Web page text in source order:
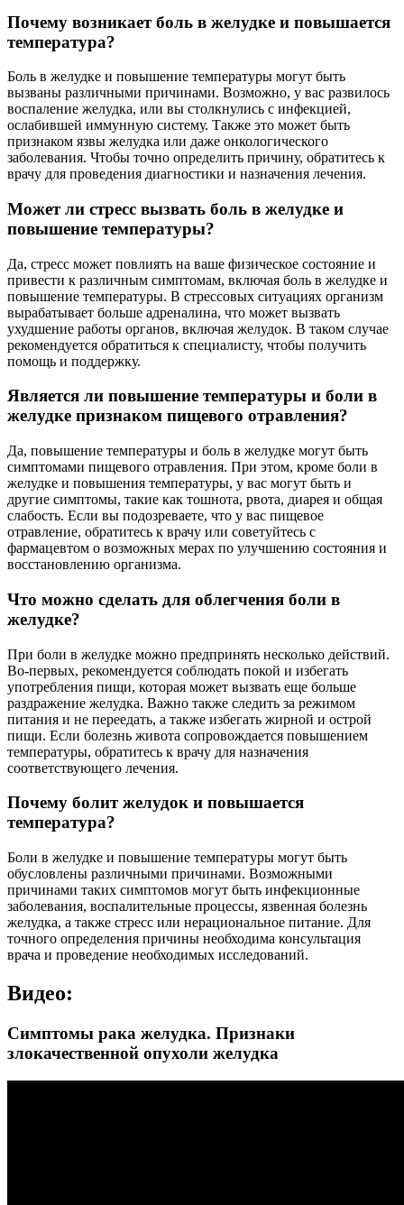
Почему возникает боль в желудке и повышается
температура?
Боль в желудке и повышение температуры могут быть
вызваны различными причинами. Возможно, у вас развилось
воспаление желудка, или вы столкнулись с инфекцией,
ослабившей иммунную систему. Также это может быть
признаком язвы желудка или даже онкологического
заболевания. Чтобы точно определить причину, обратитесь к
врачу для проведения диагностики и назначения лечения.
Может ли стресс вызвать боль в желудке и
повышение температуры?
Да, стресс может повлиять на ваше физическое состояние и
привести к различным симптомам, включая боль в желудке и
повышение температуры. В стрессовых ситуациях организм
вырабатывает больше адреналина, что может вызвать
ухудшение работы органов, включая желудок. В таком случае
рекомендуется обратиться к специалисту, чтобы получить
помощь и поддержку.
Является ли повышение температуры и боли в
желудке признаком пищевого отравления?
Да, повышение температуры и боль в желудке могут быть
симптомами пищевого отравления. При этом, кроме боли в
желудке и повышения температуры, у вас могут быть и
другие симптомы, такие как тошнота, рвота, диарея и общая
слабость. Если вы подозреваете, что у вас пищевое
отравление, обратитесь к врачу или советуйтесь с
фармацевтом о возможных мерах по улучшению состояния и
восстановлению организма.
Что можно сделать для облегчения боли в
желудке?
При боли в желудке можно предпринять несколько действий.
Во-первых, рекомендуется соблюдать покой и избегать
употребления пищи, которая может вызвать еще больше
раздражение желудка. Важно также следить за режимом
питания и не переедать, а также избегать жирной и острой
пищи. Если болезнь живота сопровождается повышением
температуры, обратитесь к врачу для назначения
соответствующего лечения.
Почему болит желудок и повышается
температура?
Боли в желудке и повышение температуры могут быть
обусловлены различными причинами. Возможными
причинами таких симптомов могут быть инфекционные
заболевания, воспалительные процессы, язвенная болезнь
желудка, а также стресс или нерациональное питание. Для
точного определения причины необходима консультация
врача и проведение необходимых исследований.
Видео:
Симптомы рака желудка. Признаки
злокачественной опухоли желудка